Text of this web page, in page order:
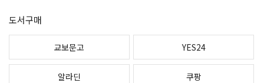
도서구매
교보문고 YES24
알라딘 쿠팡